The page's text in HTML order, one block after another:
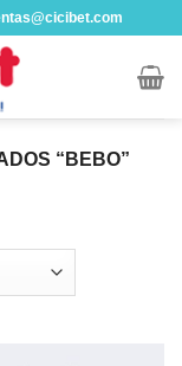
“BEBO”